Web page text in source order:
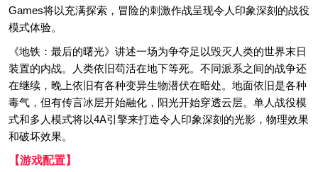
Games将以充满探索，冒险的刺激作战呈现令人印象深刻的战役
模式体验。
《地铁：最后的曙光》讲述一场为争夺足以毁灭人类的世界末日
装置的内战。人类依旧苟活在地下等死。不同派系之间的战争还
在继续，晚上依旧有各种变异生物潜伏在暗处。地面依旧是各种
毒气，但有传言冰层开始融化，阳光开始穿透云层。单人战役模
式和多人模式将以4A引擎来打造令人印象深刻的光影，物理效果
和破坏效果。
【游戏配置】